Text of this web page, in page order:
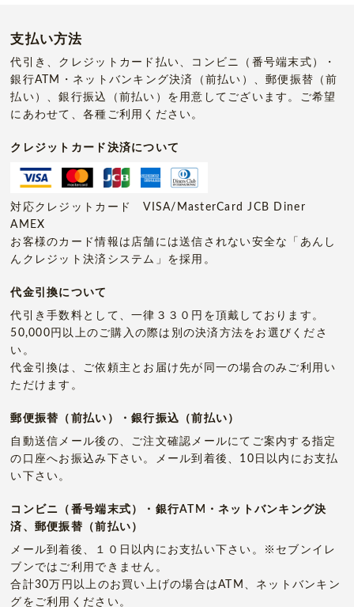
支払い方法
代引き、クレジットカード払い、コンビニ（番号端末式）・
銀行ATM・ネットバンキング決済（前払い）、郵便振替（前
払い）、銀行振込（前払い）を用意してございます。ご希望
にあわせて、各種ご利用ください。
クレジットカード決済について
対応クレジットカード VISA/MasterCard JCB Diner
AMEX
お客様のカード情報は店舗には送信されない安全な「あんし
んクレジット決済システム」を採用。
代金引換について
代引き手数料として、一律３３０円を頂戴しております。
50,000円以上のご購入の際は別の決済方法をお選びくださ
い。
代金引換は、ご依頼主とお届け先が同一の場合のみご利用い
ただけます。
郵便振替（前払い）・銀行振込（前払い）
自動送信メール後の、ご注文確認メールにてご案内する指定
の口座へお振込み下さい。メール到着後、10日以内にお支払
い下さい。
コンビニ（番号端末式）・銀行ATM・ネットバンキング決
済、郵便振替（前払い）
メール到着後、１０日以内にお支払い下さい。※セブンイレ
ブンではご利用できません。
合計30万円以上のお買い上げの場合はATM、ネットバンキン
グをご利用ください。